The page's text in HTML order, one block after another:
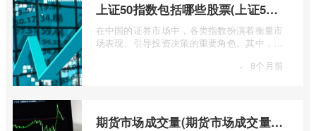
上证50指数包括哪些股票(上证50指数包含哪些股票)
在中国的证券市场中，各类指数扮演着衡量市
场表现、引导投资决策的重要角色。其中，上
· 8个月前
期货市场成交量(期货市场成交量萎缩)